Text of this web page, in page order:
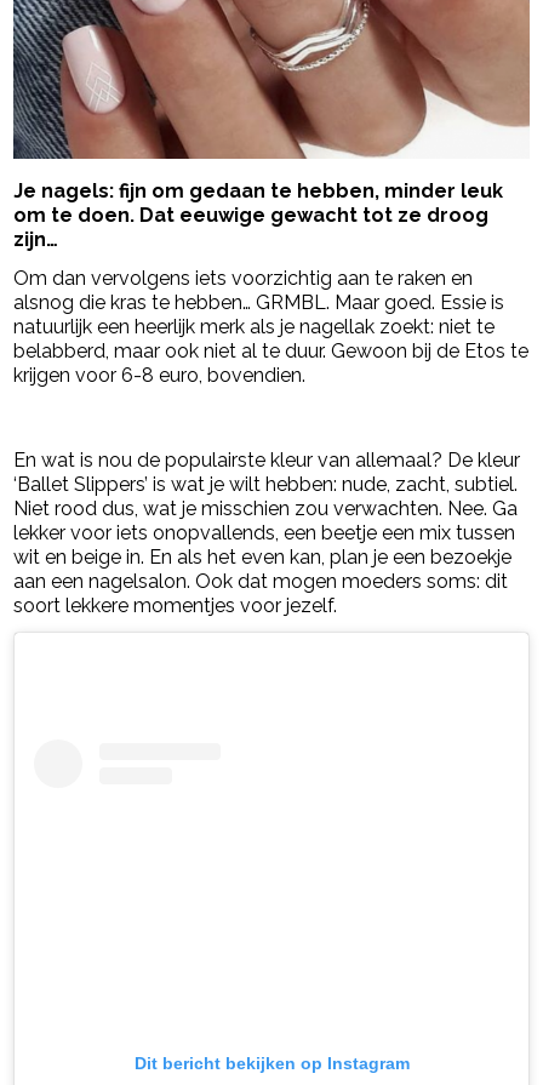
Je nagels: fijn om gedaan te hebben, minder leuk
om te doen. Dat eeuwige gewacht tot ze droog
zijn…
Om dan vervolgens iets voorzichtig aan te raken en
alsnog die kras te hebben… GRMBL. Maar goed. Essie is
natuurlijk een heerlijk merk als je nagellak zoekt: niet te
belabberd, maar ook niet al te duur. Gewoon bij de Etos te
krijgen voor 6-8 euro, bovendien.
En wat is nou de populairste kleur van allemaal? De kleur
‘Ballet Slippers’ is wat je wilt hebben: nude, zacht, subtiel.
Niet rood dus, wat je misschien zou verwachten. Nee. Ga
lekker voor iets onopvallends, een beetje een mix tussen
wit en beige in. En als het even kan, plan je een bezoekje
aan een nagelsalon. Ook dat mogen moeders soms: dit
soort lekkere momentjes voor jezelf.
Dit bericht bekijken op Instagram